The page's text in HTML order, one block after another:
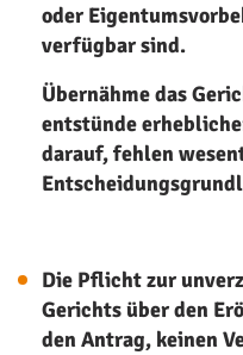
oder
verfügbar sind.
Übernähme das
entstünde
darauf, fehlen
Die Pflicht zur
Gerichts über den
den Antrag, keinen